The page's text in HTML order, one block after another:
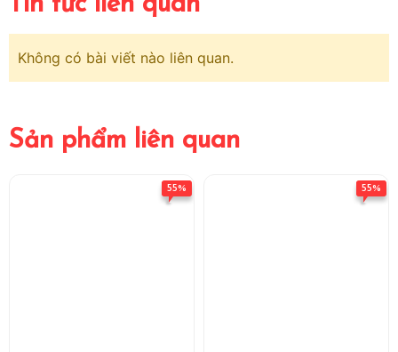
Không có bài viết nào liên quan.
Sản phẩm liên quan
55% 55%